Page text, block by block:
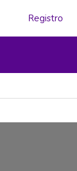
Registro